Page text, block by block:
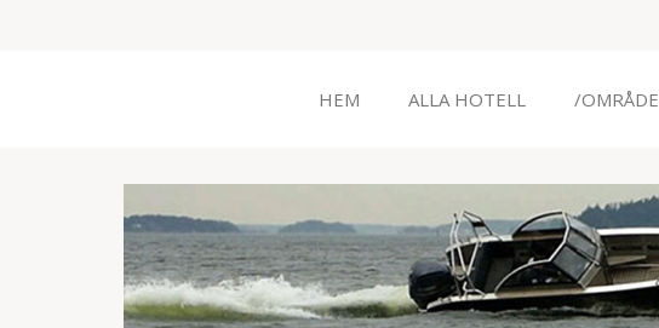
HEM ALLA HOTELL /OMRÅDE